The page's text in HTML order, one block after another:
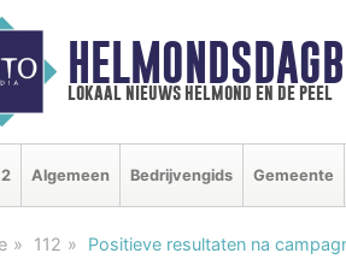
lokaal nieuws helmond en de peel
Algemeen Bedrijvengids Gemeente
112 Positieve resultaten na